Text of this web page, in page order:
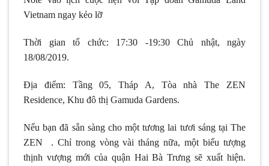
Vietnam ngay kẻo lỡ
Thời gian tổ chức: 17:30 -19:30 Chủ nhật, ngày
18/08/2019.
Địa điểm: Tầng 05, Tháp A, Tòa nhà The ZEN
Residence, Khu đô thị Gamuda Gardens.
Nếu bạn đã sẵn sàng cho một tương lai tươi sáng tại The
ZEN . Chỉ trong vòng vài tháng nữa, một biểu tượng
thịnh vượng mới của quận Hai Bà Trưng sẽ xuất hiện.